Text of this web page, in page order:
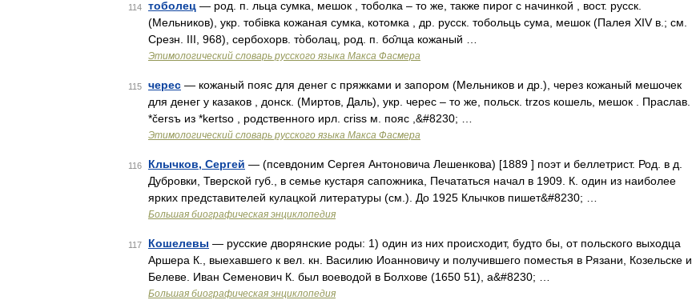
114 тоболец — род. п. льца сумка, мешок , тоболка – то же, также пирог с начинкой , вост. русск.
(Мельников), укр. тобiвка кожаная сумка, котомка , др. русск. тобольць сума, мешок (Палея ХIV в.; см.
Срезн. III, 968), сербохорв. то̀болац, род. п. бо̑лца кожаный …
Этимологический словарь русского языка Макса Фасмера
115 черес — кожаный пояс для денег с пряжками и запором (Мельников и др.), через кожаный мешочек
для денег у казаков , донск. (Миртов, Даль), укр. черес – то же, польск. trzos кошель, мешок . Праслав.
*čersъ из *kertso , родственного ирл. criss м. пояс ,&#8230; …
Этимологический словарь русского языка Макса Фасмера
116 Клычков, Сергей — (псевдоним Сергея Антоновича Лешенкова) [1889 ] поэт и беллетрист. Род. в д.
Дубровки, Тверской губ., в семье кустаря сапожника, Печататься начал в 1909. К. один из наиболее
ярких представителей кулацкой литературы (см.). До 1925 Клычков пишет&#8230; …
Большая биографическая энциклопедия
117 Кошелевы — русские дворянские роды: 1) один из них происходит, будто бы, от польского выходца
Аршера К., выехавшего к вел. кн. Василию Иоанновичу и получившего поместья в Рязани, Козельске и
Белеве. Иван Семенович К. был воеводой в Болхове (1650 51), а&#8230; …
Большая биографическая энциклопедия